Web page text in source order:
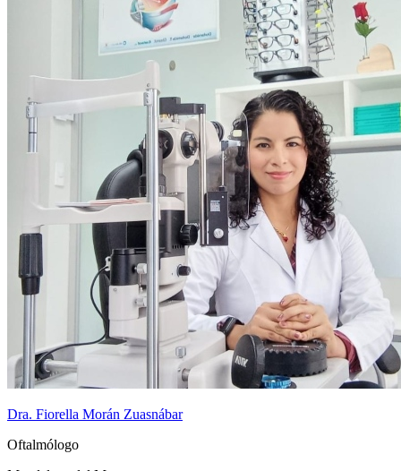
Dra. Fiorella Morán Zuasnábar
Oftalmólogo